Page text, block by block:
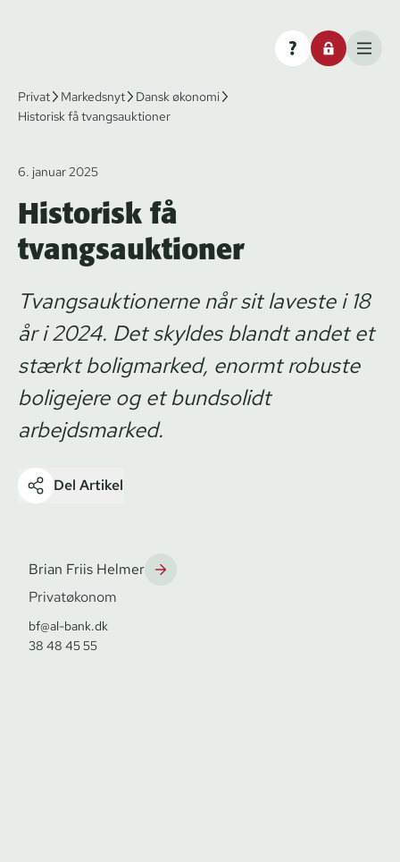
Privat Markedsnyt
Dansk økonomi
Historisk få tvangsauktioner
6. januar 2025
Historisk få
tvangsauktioner
Tvangsauktionerne når sit laveste i 18
år i 2024. Det skyldes blandt andet et
stærkt boligmarked, enormt robuste
boligejere og et bundsolidt
arbejdsmarked.
Del Artikel
Brian Friis Helmer
Privatøkonom
bf@al-bank.dk
38 48 45 55